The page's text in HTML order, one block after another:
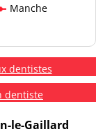
Manche
dentistes
dentiste
le-Gaillard